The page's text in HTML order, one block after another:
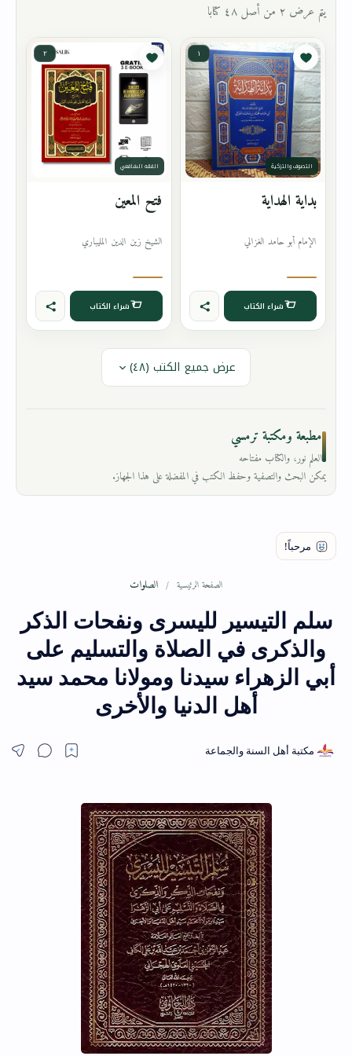
يتم عرض ٢ من أصل ٤٨ كتابا
١
التصوف والتزكية
بداية الهداية
الإمام أبو حامد الغزالي
شراء الكتاب
٢
الفقه الشافعي
فتح المعين
الشيخ زين الدين المليباري
شراء الكتاب
عرض جميع الكتب (٤٨)
مطبعة ومكتبة ترمسي
العلم نور، والكتاب مفتاحه
يمكن البحث والتصفية وحفظ الكتب في المفضلة على هذا الجهاز.
الصفحة الرئيسية الصلوات
سلم التيسير لليسرى ونفحات الذكر
والذكرى في الصلاة والتسليم على
أبي الزهراء سيدنا ومولانا محمد سيد
أهل الدنيا والأخرى